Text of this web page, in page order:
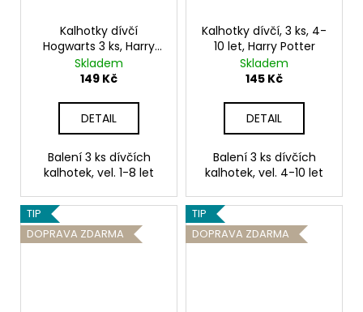
Kalhotky dívčí
Hogwarts 3 ks, Harry
Potter
Skladem
149 Kč
DETAIL
Balení 3 ks dívčích
kalhotek, vel. 1-8 let
Kalhotky dívčí, 3 ks, 4-
10 let, Harry Potter
Skladem
145 Kč
DETAIL
Balení 3 ks dívčích
kalhotek, vel. 4-10 let
TIP
DOPRAVA ZDARMA
TIP
DOPRAVA ZDARMA